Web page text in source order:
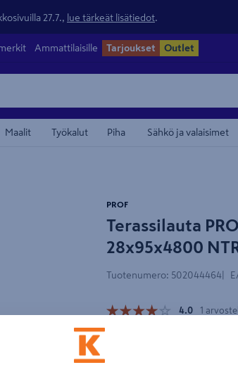
27.7., lue tärkeät lisätiedot
Ammattilaisille Tarjoukset Outlet
Maalit Työkalut Piha Sähkö ja valaisimet
Pituus 4800mm
Terassilauta
28x95x4800
PROF
Tuotenumero: 502044464
4.0 1
Vihreä ja sileä AB-
kestävä valinta kaikkin